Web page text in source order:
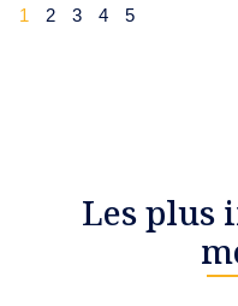
1
2 3 4 5
Les plus